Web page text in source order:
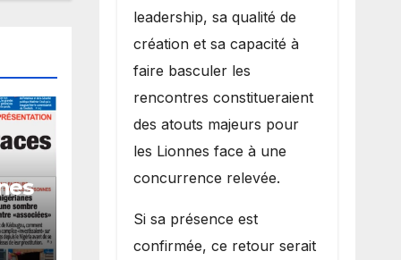
leadership, sa qualité de
création et sa capacité à
faire basculer les
rencontres constitueraient
des atouts majeurs pour
les Lionnes face à une
concurrence relevée.
Si sa présence est
confirmée, ce retour serait